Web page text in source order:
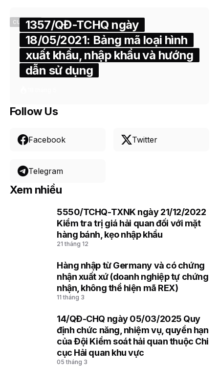
CUSTOMS1357/QĐ-TCHQ ngày
18/05/2021: Bảng mã loại hình
xuất khẩu, nhập khẩu và hướng
dẫn sử dụng
Follow Us
Facebook Twitter
Telegram
Xem nhiều
5550/TCHQ-TXNK ngày 21/12/2022
Kiểm tra trị giá hải quan đối với mặt
hàng bánh, kẹo nhập khẩu
21 tháng 12
Hàng nhập từ Germany và có chứng
nhận xuất xứ (doanh nghiệp tự chứng
nhận, không thể hiện mã REX)
11 tháng 3
14/QĐ-CHQ ngày 05/03/2025 Quy
định chức năng, nhiệm vụ, quyền hạn
của Đội Kiểm soát hải quan thuộc Chi
cục Hải quan khu vực
05 tháng 3